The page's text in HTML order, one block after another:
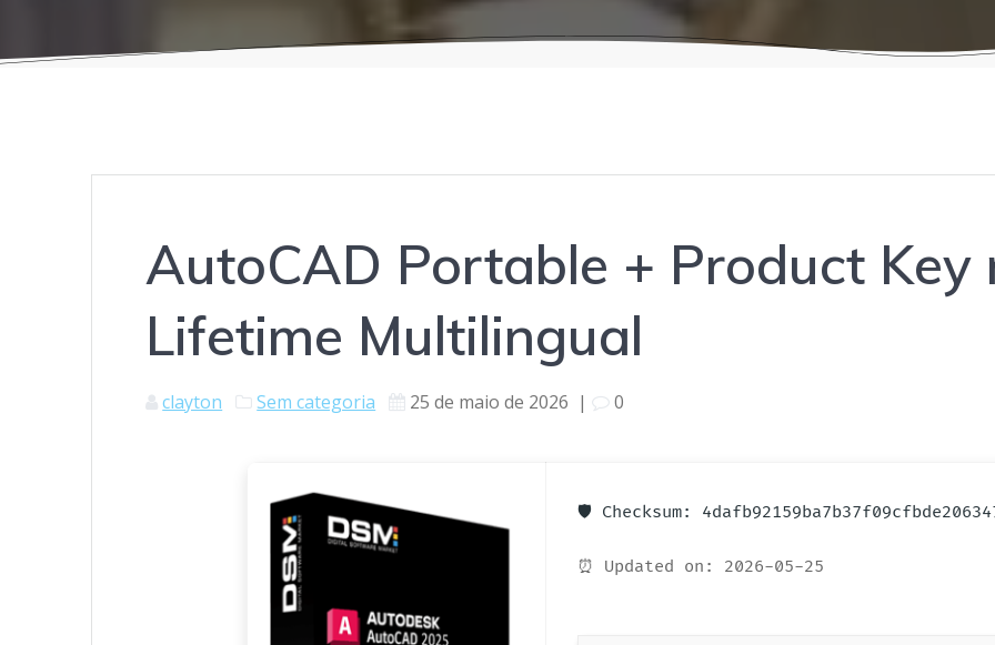
AutoCAD Portable + Product Key
Lifetime Multilingual
clayton Sem categoria 25 de maio de 2026 | 0
🛡️ Checksum:
⏰ Updated on: 2026-05-25